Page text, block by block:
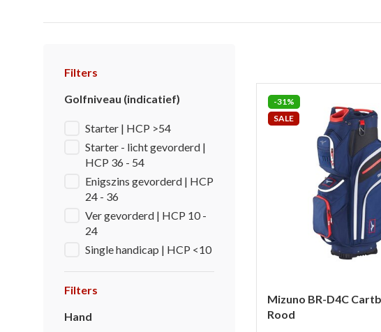
Filters
Golfniveau (indicatief)
Starter | HCP >54
Starter - licht gevorderd |
HCP 36 - 54
Enigszins gevorderd | HCP
24 - 36
Ver gevorderd | HCP 10 -
24
Single handicap | HCP <10
Filters
Hand
-31%
SALE
Mizuno BR-D4C
Rood